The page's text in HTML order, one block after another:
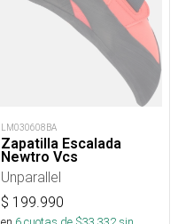
LM030608BA
Zapatilla Escalada
Newtro Vcs
Unparallel
$ 199.990